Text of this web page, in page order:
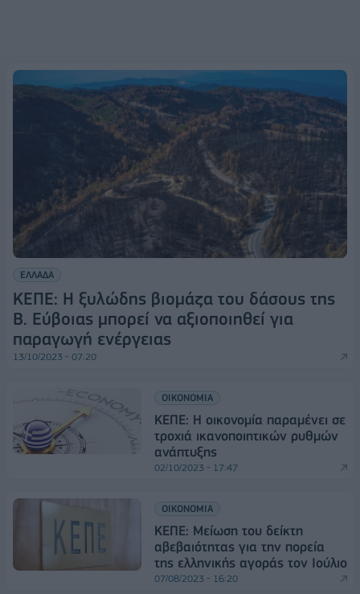
ΕΛΛΑΔΑ
ΚΕΠΕ: Η ξυλώδης βιομάζα του δάσους της
Β. Εύβοιας μπορεί να αξιοποιηθεί για
παραγωγή ενέργειας
13/10/2023 - 07:20
ΟΙΚΟΝΟΜΙΑ
ΚΕΠΕ: Η οικονομία παραμένει σε
τροχιά ικανοποιητικών ρυθμών
ανάπτυξης
02/10/2023 - 17:47
ΟΙΚΟΝΟΜΙΑ
ΚΕΠΕ: Μείωση του δείκτη
αβεβαιότητας για την πορεία
της ελληνικής αγοράς τον Ιούλιο
07/08/2023 - 16:20